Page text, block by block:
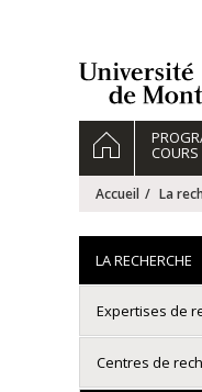
Navigation
principale
ACCUEIL
COURS
Accueil La
LA RECHERCHE
Expertises de
Centres de